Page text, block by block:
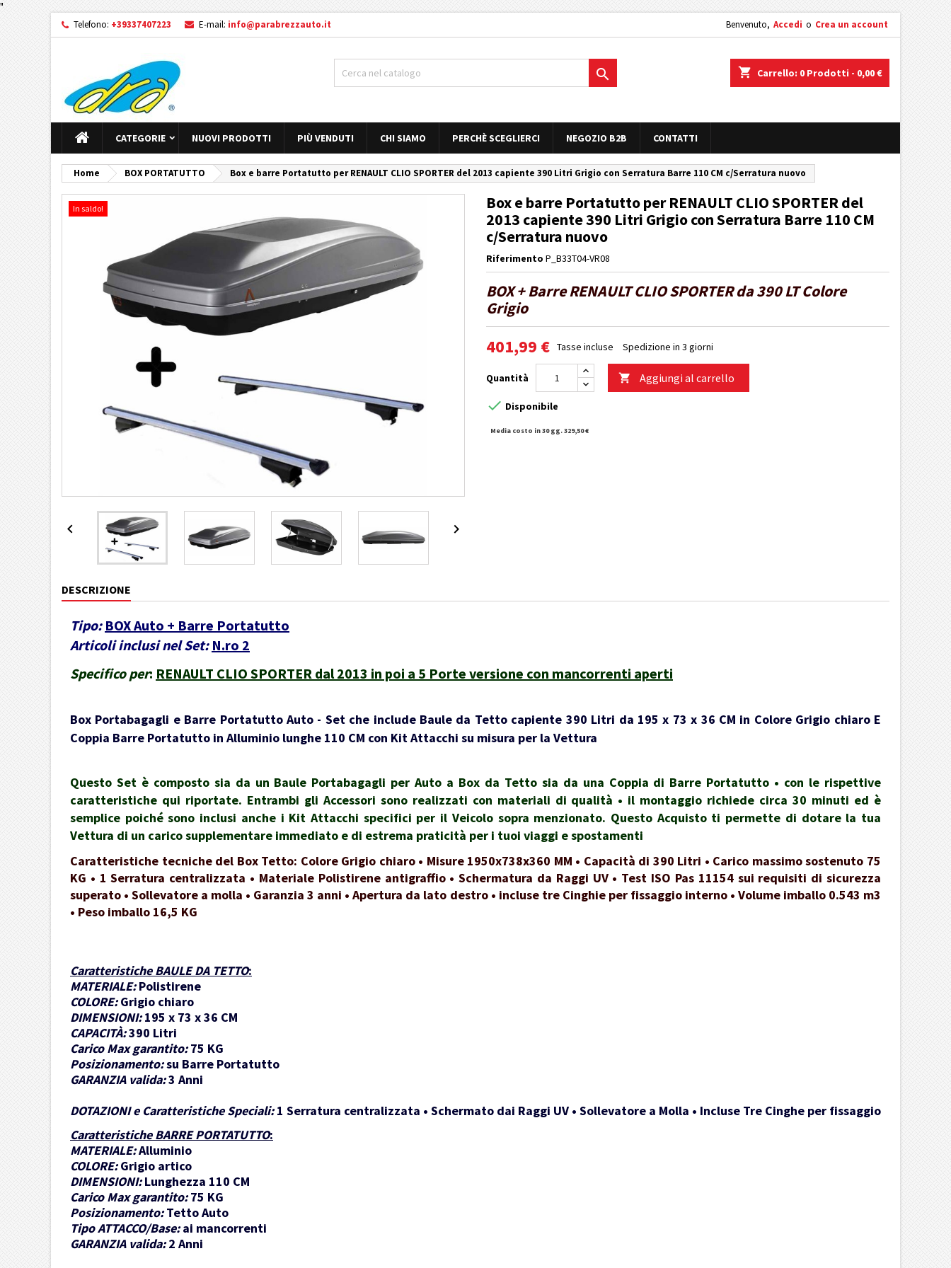
"
Telefono: +39337407223 E-mail: info@parabrezzauto.it Benvenuto, Accedi o Crea un account
shopping_cart Carrello: 0 Prodotti - 0,00 €

CATEGORIE NUOVI PRODOTTI PIÙ VENDUTI CHI SIAMO PERCHÈ SCEGLIERCI NEGOZIO B2B CONTATTI
Home BOX PORTATUTTO Box e barre Portatutto per RENAULT CLIO SPORTER del 2013 capiente 390 Litri Grigio con Serratura Barre 110 CM c/Serratura nuovo
In saldo!
 
Box e barre Portatutto per RENAULT CLIO SPORTER del
2013 capiente 390 Litri Grigio con Serratura Barre 110 CM
c/Serratura nuovo
Riferimento P_B33T04-VR08
BOX + Barre RENAULT CLIO SPORTER da 390 LT Colore
Grigio
401,99 € Tasse incluse Spedizione in 3 giorni
Quantità  Aggiungi al carrello
 Disponibile
Media costo in 30 gg. 329,50 €
DESCRIZIONE
Tipo: BOX Auto + Barre Portatutto
Articoli inclusi nel Set: N.ro 2
Specifico per: RENAULT CLIO SPORTER dal 2013 in poi a 5 Porte versione con mancorrenti aperti
Box Portabagagli e Barre Portatutto Auto - Set che include Baule da Tetto capiente 390 Litri da 195 x 73 x 36 CM in Colore Grigio chiaro E
Coppia Barre Portatutto in Alluminio lunghe 110 CM con Kit Attacchi su misura per la Vettura
Questo Set è composto sia da un Baule Portabagagli per Auto a Box da Tetto sia da una Coppia di Barre Portatutto • con le rispettive
caratteristiche qui riportate. Entrambi gli Accessori sono realizzati con materiali di qualità • il montaggio richiede circa 30 minuti ed è
semplice poiché sono inclusi anche i Kit Attacchi specifici per il Veicolo sopra menzionato. Questo Acquisto ti permette di dotare la tua
Vettura di un carico supplementare immediato e di estrema praticità per i tuoi viaggi e spostamenti
Caratteristiche tecniche del Box Tetto: Colore Grigio chiaro • Misure 1950x738x360 MM • Capacità di 390 Litri • Carico massimo sostenuto 75
KG • 1 Serratura centralizzata • Materiale Polistirene antigraffio • Schermatura da Raggi UV • Test ISO Pas 11154 sui requisiti di sicurezza
superato • Sollevatore a molla • Garanzia 3 anni • Apertura da lato destro • incluse tre Cinghie per fissaggio interno • Volume imballo 0.543 m3
• Peso imballo 16,5 KG
Caratteristiche BAULE DA TETTO:
MATERIALE: Polistirene
COLORE: Grigio chiaro
DIMENSIONI: 195 x 73 x 36 CM
CAPACITÀ:390 Litri
Carico Max garantito: 75 KG
Posizionamento:su Barre Portatutto
GARANZIA valida:3 Anni
DOTAZIONI e Caratteristiche Speciali: 1 Serratura centralizzata • Schermato dai Raggi UV • Sollevatore a Molla • Incluse Tre Cinghe per fissaggio
Caratteristiche BARRE PORTATUTTO:
MATERIALE:Alluminio
COLORE: Grigio artico
DIMENSIONI: Lunghezza 110 CM
Carico Max garantito: 75 KG
Posizionamento: Tetto Auto
Tipo ATTACCO/Base: ai mancorrenti
GARANZIA valida: 2 Anni